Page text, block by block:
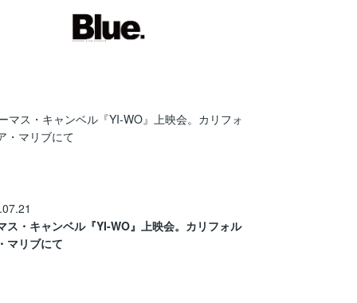
ス・キャンベル『YI-WO』上映会。カリフォル
マリブにて